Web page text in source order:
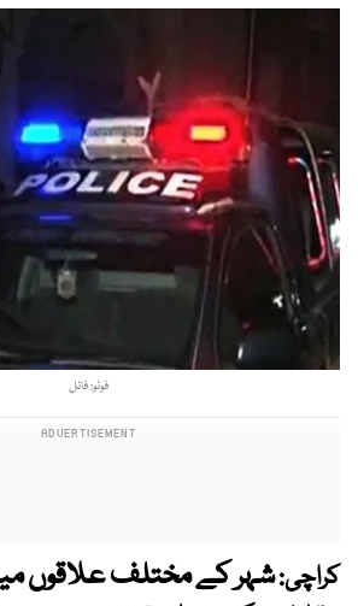
فوٹو: فائل
کراچی:شہر کے مختلف علاقوں